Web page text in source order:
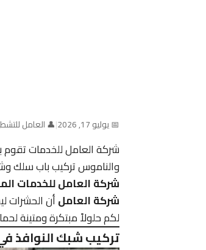
📅 يوليو 17, 2026 |👤 العامل
شركة العامل للخدمات تقوم
والناموس تركيب باب سلك
شركة العامل للخدمات
شركة العاملأن الحشرات
لكم حلولاً مبتكرة ومتينة
تركيب شبك النوافذ